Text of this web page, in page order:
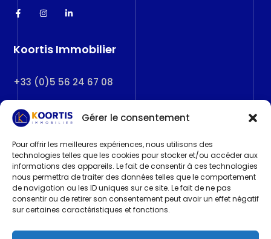
Gérer le consentement
Pour offrir les meilleures expériences, nous utilisons des
technologies telles que les cookies pour stocker et/ou accéder aux
informations des appareils. Le fait de consentir à ces technologies
nous permettra de traiter des données telles que le comportement
de navigation ou les ID uniques sur ce site. Le fait de ne pas
consentir ou de retirer son consentement peut avoir un effet négatif
sur certaines caractéristiques et fonctions.
Koortis Immobilier
+33 (0)5 56 24 67 08
209 All. de Maisonnieux
33127 Saint-Jean-d’Illac
contact@koortisimmobilier.fr
Honoraires agence
Politique de Cookies
Politique de Confidentialité